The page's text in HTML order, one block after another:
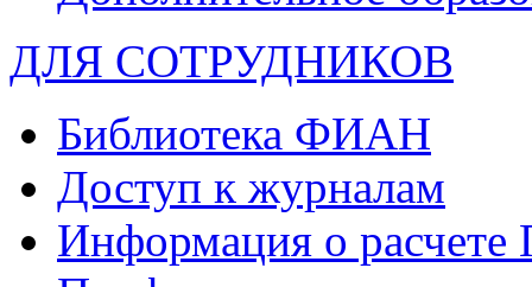
ДЛЯ СОТРУДНИКОВ
Библиотека ФИАН
Доступ к журналам
Информация о